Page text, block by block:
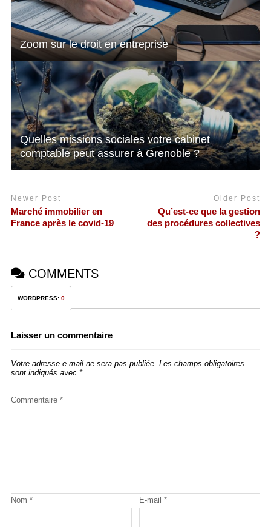
Zoom sur le droit en entreprise
Quelles missions sociales votre cabinet
comptable peut assurer à Grenoble ?
Newer Post
Marché immobilier en
France après le covid-19
Older Post
Qu’est-ce que la gestion
des procédures collectives
?
COMMENTS
WORDPRESS: 0
Laisser un commentaire
Votre adresse e-mail ne sera pas publiée. Les champs obligatoires
sont indiqués avec *
Commentaire *
Nom * E-mail*